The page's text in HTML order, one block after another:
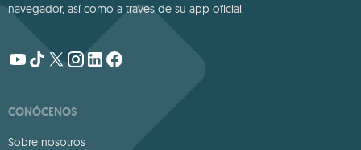
navegador, así como a través de su app oficial.
CONÓCENOS
Sobre nosotros